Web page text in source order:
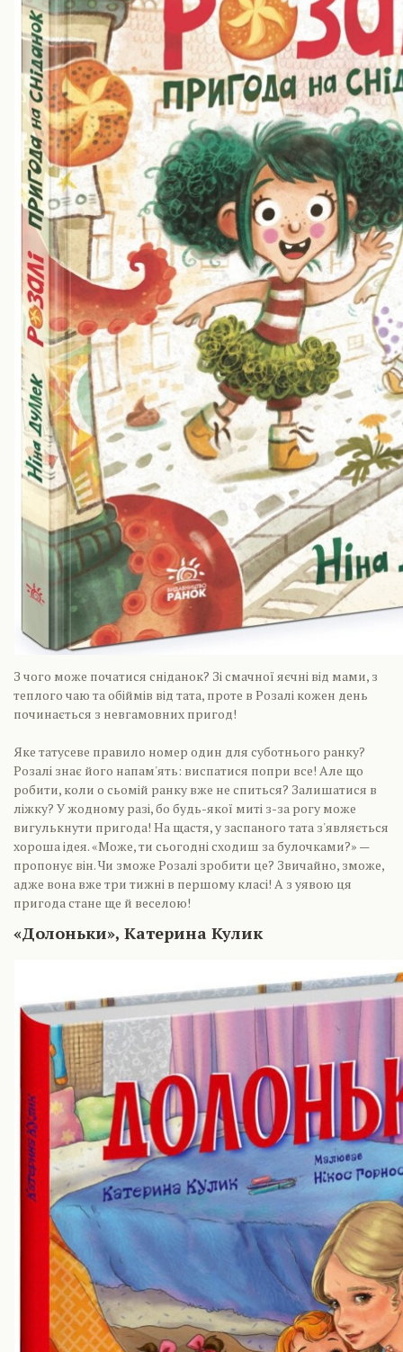
З чого може початися сніданок? Зі смачної яєчні від мами, з
теплого чаю та обіймів від тата, проте в Розалі кожен день
починається з невгамовних пригод!
Яке татусеве правило номер один для суботнього ранку?
Розалі знає його напам'ять: виспатися попри все! Але що
робити, коли о сьомій ранку вже не спиться? Залишатися в
ліжку? У жодному разі, бо будь-якої миті з-за рогу може
вигулькнути пригода! На щастя, у заспаного тата з'являється
хороша ідея. «Може, ти сьогодні сходиш за булочками?» —
пропонує він. Чи зможе Розалі зробити це? Звичайно, зможе,
адже вона вже три тижні в першому класі! А з уявою ця
пригода стане ще й веселою!
«Долоньки», Катерина Кулик